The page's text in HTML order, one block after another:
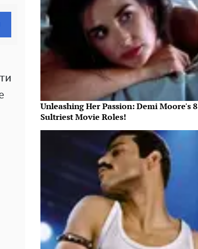
Unleashing Her Passion: Demi Moore's 8
Sultriest Movie Roles!